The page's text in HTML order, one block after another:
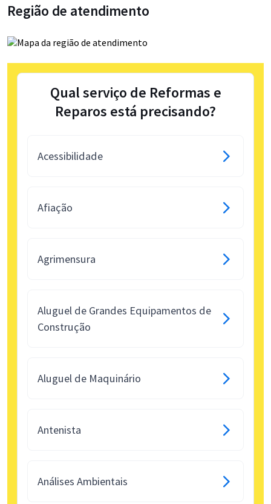
Região de atendimento
Qual serviço de Reformas e
Reparos está precisando?
Acessibilidade
Afiação
Agrimensura
Aluguel de Grandes Equipamentos de
Construção
Aluguel de Maquinário
Antenista
Análises Ambientais